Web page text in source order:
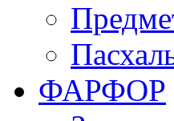
ФАРФОР